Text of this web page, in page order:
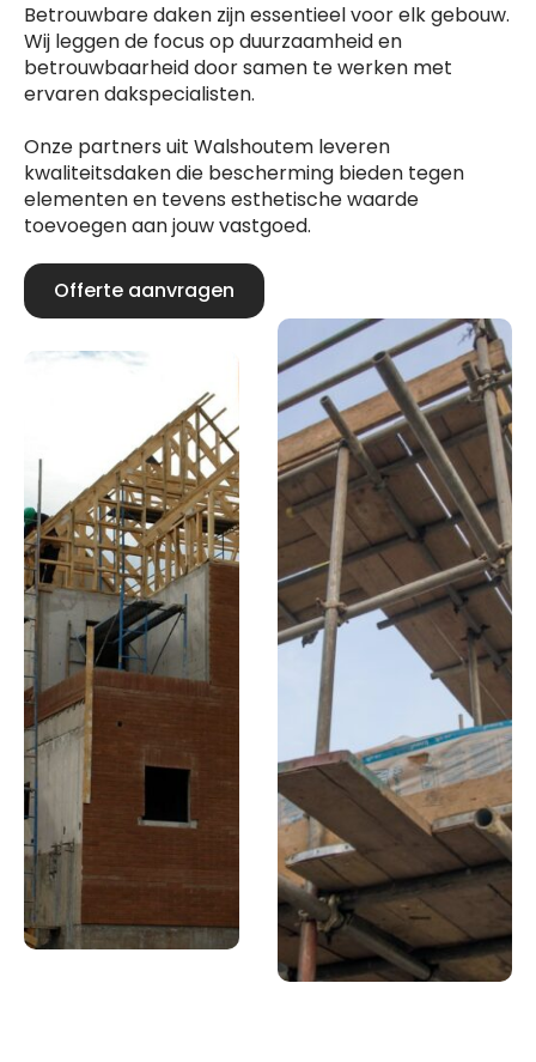
Betrouwbare daken zijn essentieel voor elk gebouw.
Wij leggen de focus op duurzaamheid en
betrouwbaarheid door samen te werken met
ervaren dakspecialisten.
Onze partners uit Walshoutem leveren
kwaliteitsdaken die bescherming bieden tegen
elementen en tevens esthetische waarde
toevoegen aan jouw vastgoed.
Offerte aanvragen